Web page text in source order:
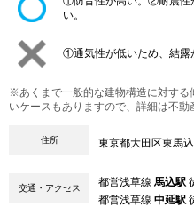
い。
①通気性が低いため、結露
※あくまで一般的な建物構造に対する
いケースもありますので、詳細は不動
住所 東京都大田区東馬
交通・アクセス 都営浅草線 馬込駅
都営浅草線 中延駅